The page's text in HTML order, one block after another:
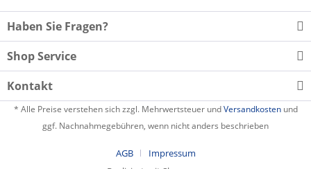
Haben Sie Fragen?
Shop Service
Kontakt
* Alle Preise verstehen sich zzgl. Mehrwertsteuer undVersandkostenund
ggf. Nachnahmegebühren, wenn nicht anders beschrieben
AGB
Impressum